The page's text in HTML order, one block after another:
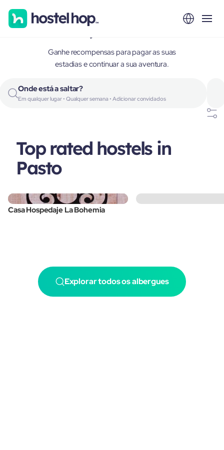
Pasto, Colombia
Ganhe recompensas para pagar as suas
estadias e continuar a sua aventura.
Onde está a saltar?
Em qualquer lugar • Qualquer semana • Adicionar convidados
Top rated hostels in
Pasto
Casa Hospedaje La Bohemia
Explorar todos os albergues